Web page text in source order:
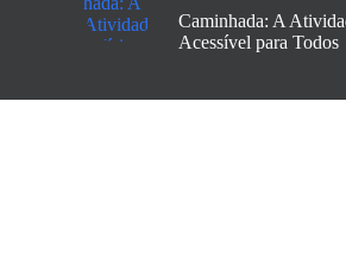
Caminhada: A
Acessível para Todos